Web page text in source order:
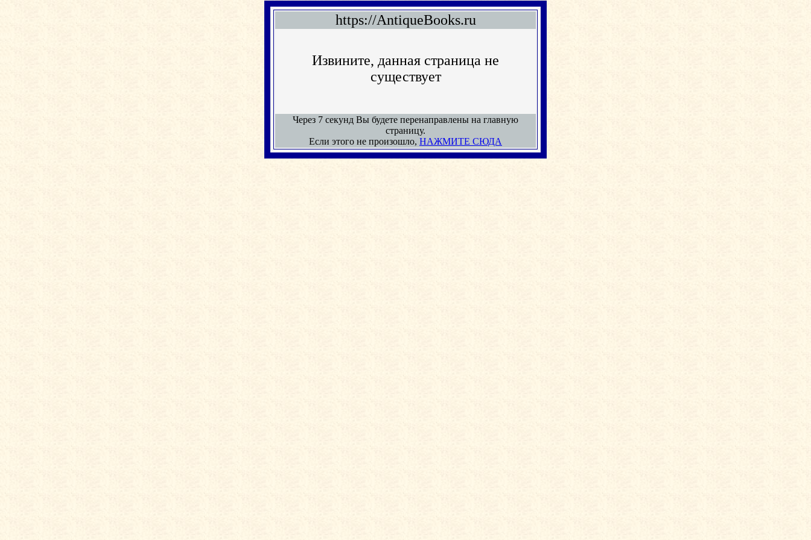
https://AntiqueBooks.ru
Извините, данная страница не
существует
Через 7 секунд Вы будете перенаправлены на главную
страницу.
Если этого не произошло, НАЖМИТЕ СЮДА